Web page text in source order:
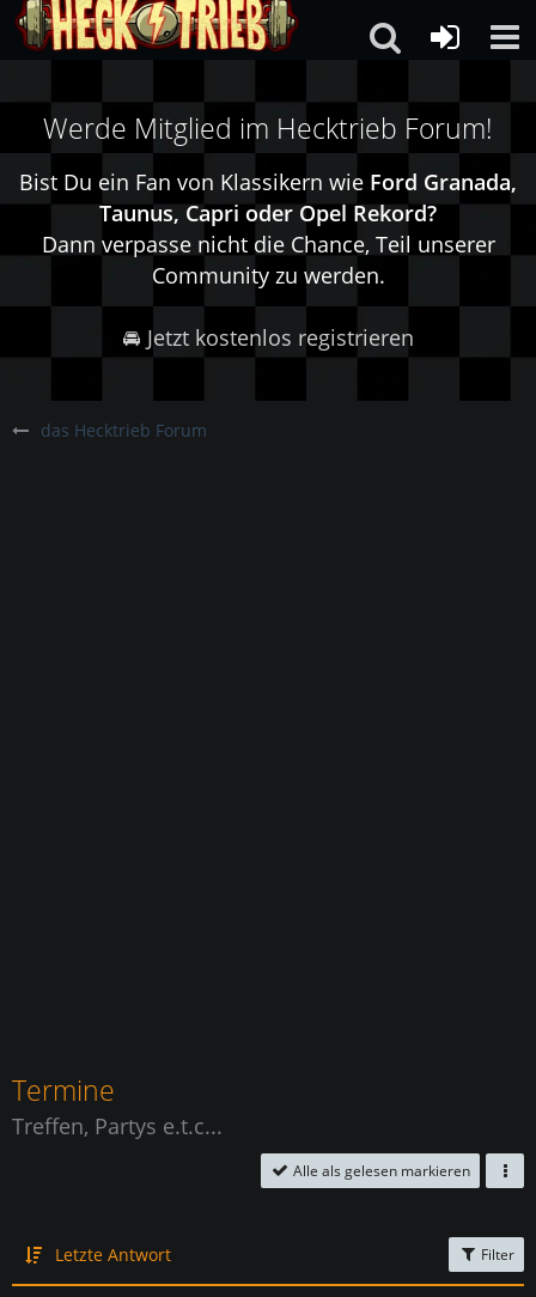
Werde Mitglied im Hecktrieb Forum!
Bist Du ein Fan von Klassikern wie Ford Granada,
Taunus, Capri oder Opel Rekord?
Dann verpasse nicht die Chance, Teil unserer
Community zu werden.
🚘 Jetzt kostenlos registrieren
das Hecktrieb Forum
Termine
Treffen, Partys e.t.c...
Alle als gelesen markieren
Letzte Antwort Filter